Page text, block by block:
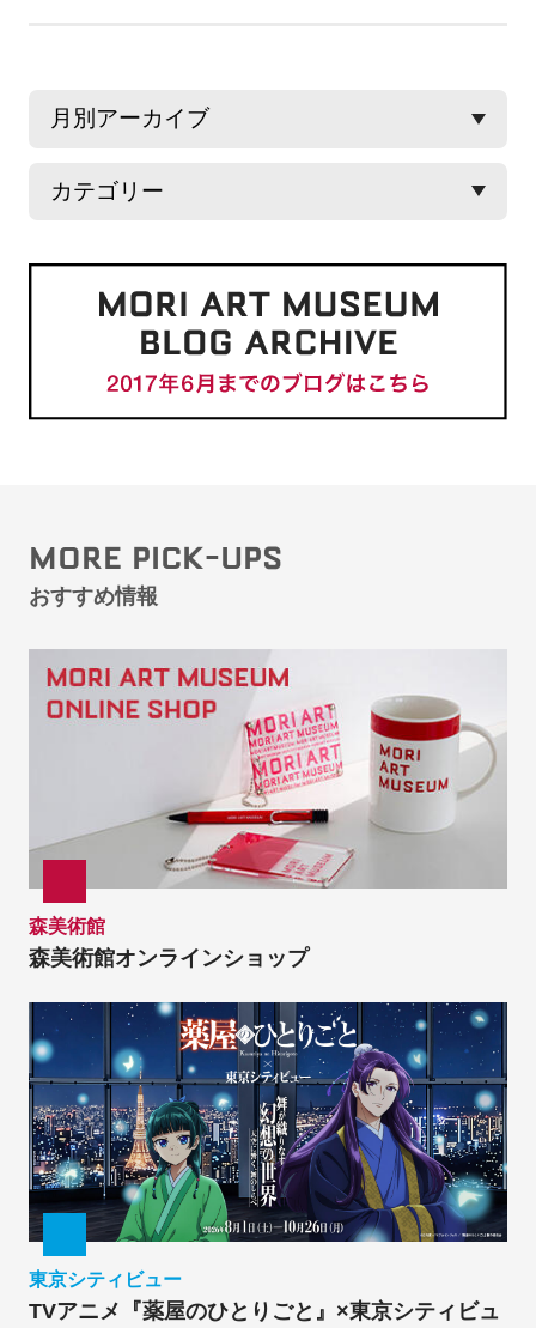
MORE PICK-UPS
おすすめ情報
森美術館
森美術館オンラインショップ
東京シティビュー
TVアニメ『薬屋のひとりごと』×東京シティビュ